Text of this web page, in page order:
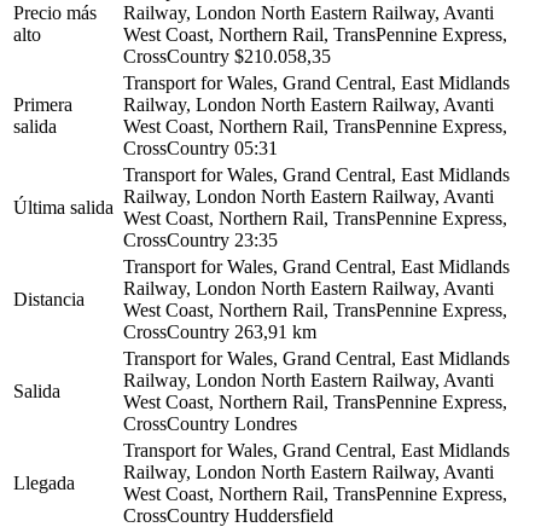
Precio más
alto
Railway, London North Eastern Railway, Avanti
West Coast, Northern Rail, TransPennine Express,
CrossCountry $210.058,35
Primera
salida
Transport for Wales, Grand Central, East Midlands
Railway, London North Eastern Railway, Avanti
West Coast, Northern Rail, TransPennine Express,
CrossCountry 05:31
Última salida
Transport for Wales, Grand Central, East Midlands
Railway, London North Eastern Railway, Avanti
West Coast, Northern Rail, TransPennine Express,
CrossCountry 23:35
Distancia
Transport for Wales, Grand Central, East Midlands
Railway, London North Eastern Railway, Avanti
West Coast, Northern Rail, TransPennine Express,
CrossCountry 263,91 km
Salida
Transport for Wales, Grand Central, East Midlands
Railway, London North Eastern Railway, Avanti
West Coast, Northern Rail, TransPennine Express,
CrossCountry Londres
Llegada
Transport for Wales, Grand Central, East Midlands
Railway, London North Eastern Railway, Avanti
West Coast, Northern Rail, TransPennine Express,
CrossCountry Huddersfield